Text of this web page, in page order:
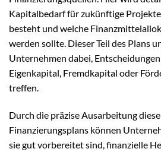
Kapitalbedarf für zukünftige
besteht und welche
werden sollte. Dieser Teil des Plans
Unternehmen dabei,
Eigenkapital, Fremdkapital oder
treffen.
Durch die präzise Ausarbeitung
Finanzierungsplans können
sie gut vorbereitet sind, finanzielle